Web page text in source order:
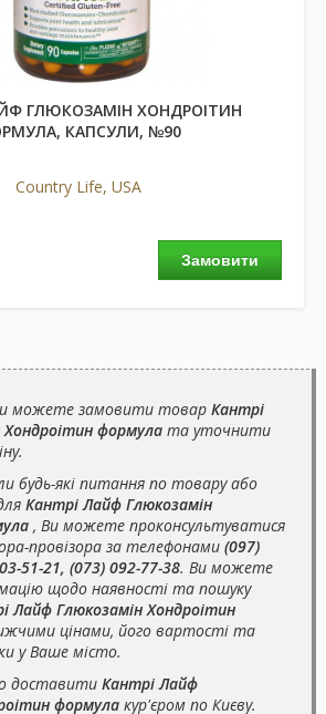
ГЛЮКОЗАМІН ХОНДРОІТИН
КАПСУЛИ, №90
Country Life, USA
Замовити
можете замовити товар Кантрі
формула та уточнити
будь-які питання по товару або
Кантрі Лайф Глюкозамін
, Ви можете проконсультуватися
провізора за телефонами (097)
51-21, (073) 092-77-38. Ви можете
щодо наявності та пошуку
Лайф Глюкозамін Хондроітин
цінами, його вартості та
у Ваше місто.
доставити Кантрі Лайф
формула кур'єром по Києву.